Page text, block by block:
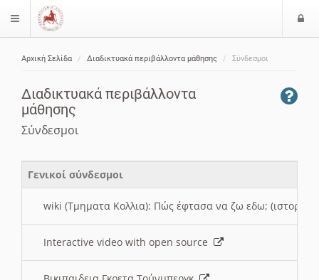
$langMenu
Αρχική Σελίδα Διαδικτυακά περιβάλλοντα μάθησης Σύνδεσμοι
Διαδικτυακά περιβάλλοντα
μάθησης
Σύνδεσμοι
Γενικοί σύνδεσμοι
wiki (Τμηματα Κολλια): Πώς έφτασα να ζω εδω; (ιστορια)
Interactive video with open source